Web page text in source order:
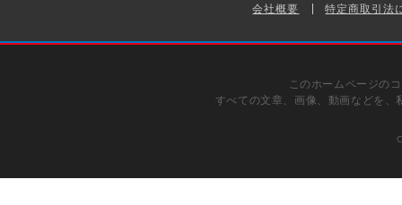
会社概要 特定商取引法
このホームページの
すべての文章、画像、動画などを